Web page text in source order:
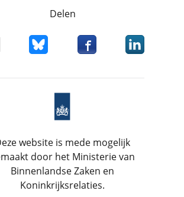
Delen
item op X
Deel dit item op Bluesky
Deel dit item op
Deel dit
website is mede mogelijk
door het Ministerie van
Binnenlandse Zaken en
Koninkrijksrelaties.